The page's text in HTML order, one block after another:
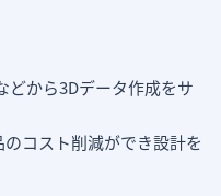
どから3Dデータ作成をサ
コスト削減ができ設計を